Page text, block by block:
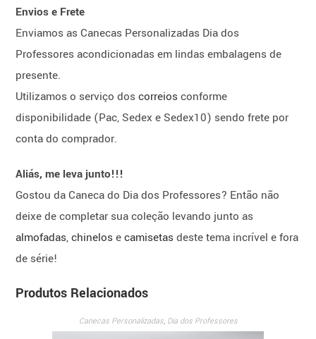
Envios e Frete
Enviamos as Canecas Personalizadas Dia dos
Professores acondicionadas em lindas embalagens de
presente.
Utilizamos o serviço doscorreiosconforme
disponibilidade (Pac, Sedex e Sedex10) sendo frete por
conta do comprador.
Aliás, me leva junto!!!
Gostou da Caneca do Dia dos Professores? Então não
deixe de completar sua coleção levando junto as
almofadas,chinelosecamisetasdeste tema incrível e fora
de série!
Produtos Relacionados
Canecas Personalizadas, Dia dos Professores